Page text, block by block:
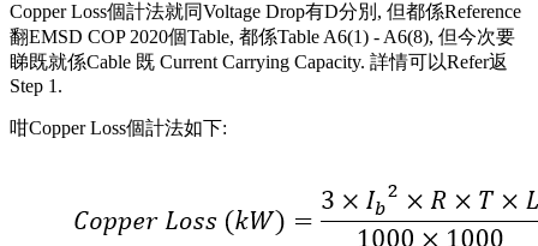
Copper Loss個計法就同Voltage Drop有D分別, 但都係Reference
翻EMSD COP 2020個Table, 都係Table A6(1) - A6(8), 但今次要
睇既就係Cable 既 Current Carrying Capacity. 詳情可以Refer返
Step 1.
咁Copper Loss個計法如下: